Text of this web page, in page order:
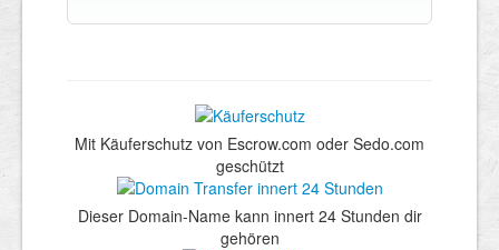
Mit Käuferschutz von Escrow.com oder Sedo.com
geschützt
Dieser Domain-Name kann innert 24 Stunden dir
gehören